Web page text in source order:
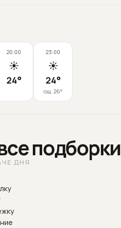
20:00
☀️
24°
23:00
☀️
24°
ощ. 26°
подборки
ДНЯ